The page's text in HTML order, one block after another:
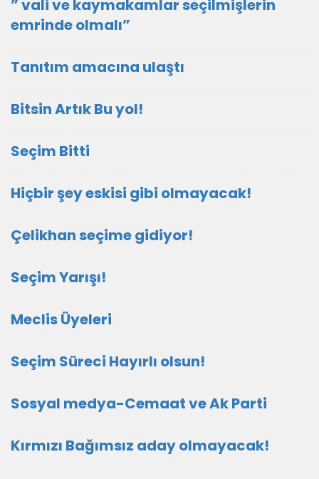
” vali ve kaymakamlar seçilmişlerin
emrinde olmalı”
Tanıtım amacına ulaştı
Bitsin Artık Bu yol!
Seçim Bitti
Hiçbir şey eskisi gibi olmayacak!
Çelikhan seçime gidiyor!
Seçim Yarışı!
Meclis Üyeleri
Seçim Süreci Hayırlı olsun!
Sosyal medya-Cemaat ve Ak Parti
Kırmızı Bağımsız aday olmayacak!